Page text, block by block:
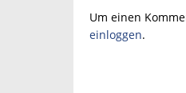
Um einen
einloggen.